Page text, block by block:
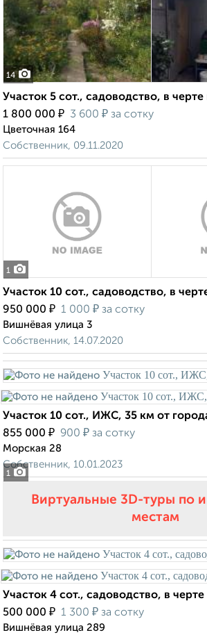
14
Участок 5 сот., садоводство, в черте
1 800 000 ₽ 3 600 ₽ за сотку
Цветочная 164
Собственник, 09.11.2020
1
Участок 10 сот., садоводство, в
950 000 ₽ 1 000 ₽ за сотку
Вишнёвая улица 3
Собственник, 14.07.2020
1
Участок 10 сот., ИЖС, 35 км от
855 000 ₽ 900 ₽ за сотку
Морская 28
Собственник, 10.01.2023
Виртуальные 3D-туры по
местам
Участок 4 сот., садоводство, в черте
500 000 ₽ 1 300 ₽ за сотку
Вишнёвая улица 289